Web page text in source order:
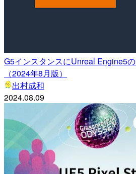
G5インスタンスにUnreal Engine5
（2024年8月版）
出村成和
2024.08.09